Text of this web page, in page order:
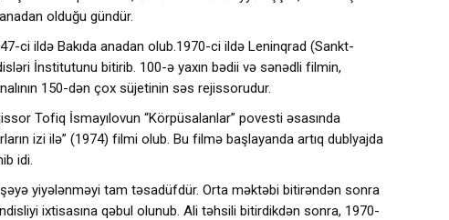
olduğu gündür.
ci ildə Bakıda anadan olub.1970-ci ildə Leninqrad (Sankt-
İnstitutunu bitirib. 100-ə yaxın bədii və sənədli filmin,
150-dən çox süjetinin səs rejissorudur.
Tofiq İsmayılovun “Körpüsalanlar” povesti əsasında
izi ilə” (1974) filmi olub. Bu filmə başlayanda artıq dublyajda
idi.
yiyələnməyi tam təsadüfdür. Orta məktəbi bitirəndən sonra
ixtisasına qəbul olunub. Ali təhsili bitirdikdən sonra, 1970-